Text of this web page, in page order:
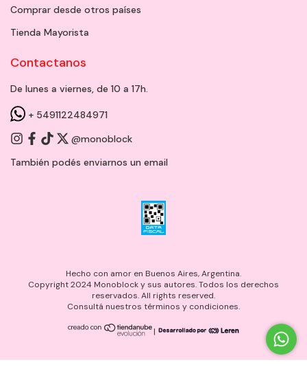
Comprar desde otros países
Tienda Mayorista
Contactanos
De lunes a viernes, de 10 a 17h.
+ 5491122484971
@monoblock
También podés enviarnos un email
Hecho con amor en Buenos Aires, Argentina.
Copyright 2024 Monoblock y sus autores. Todos los derechos
reservados. All rights reserved.
Consultá nuestros términos y condiciones.
|